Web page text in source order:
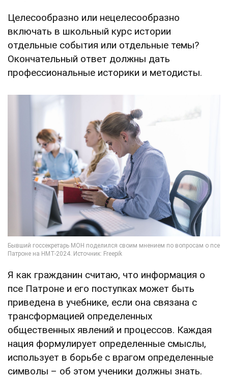
Целесообразно или нецелесообразно
включать в школьный курс истории
отдельные события или отдельные темы?
Окончательный ответ должны дать
профессиональные историки и методисты.
Я как гражданин считаю, что информация о
псе Патроне и его поступках может быть
приведена в учебнике, если она связана с
трансформацией определенных
общественных явлений и процессов. Каждая
нация формулирует определенные смыслы,
использует в борьбе с врагом определенные
символы – об этом ученики должны знать.